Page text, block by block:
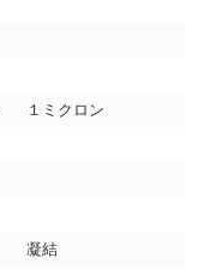
１ミクロン
凝結